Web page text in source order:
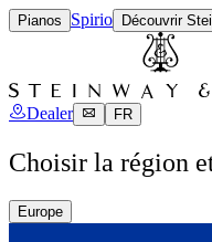
Pianos Spirio Découvrir
Dealer FR
Choisir la région
Europe